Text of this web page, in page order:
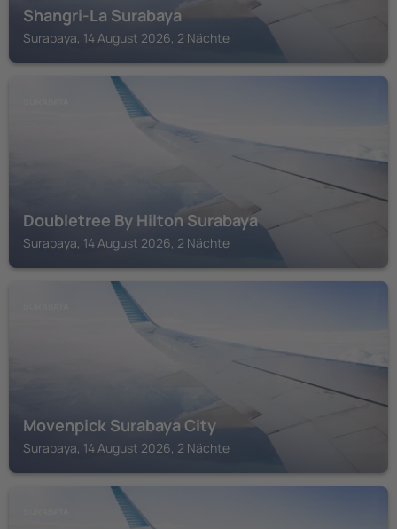
Shangri-La Surabaya
Surabaya, 14 August 2026, 2 Nächte
Doubletree By Hilton Surabaya
Surabaya, 14 August 2026, 2 Nächte
Movenpick Surabaya City
Surabaya, 14 August 2026, 2 Nächte